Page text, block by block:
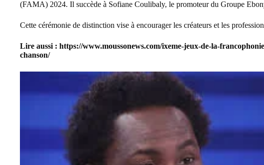
(FAMA) 2024. Il succède à Sofiane Coulibaly, le promoteur du Groupe
Cette cérémonie de distinction vise à encourager les créateurs et les
Lire aussi : https://www.moussonews.com/ixeme-jeux-de-la-
chanson/